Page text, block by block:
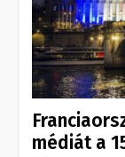
médiát a